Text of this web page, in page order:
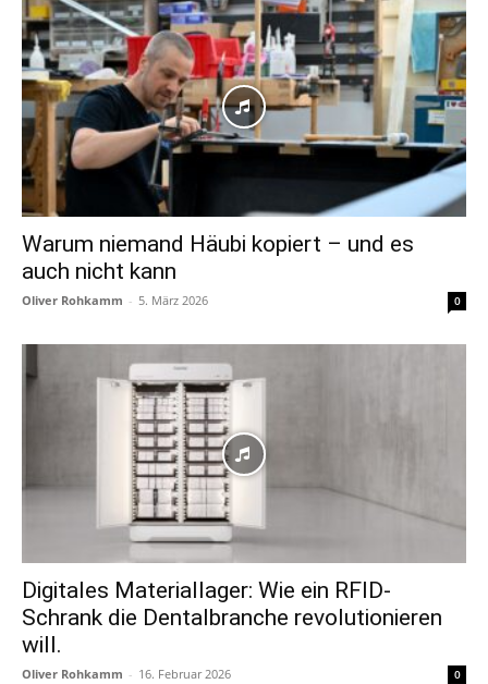
Warum niemand Häubi kopiert – und es
auch nicht kann
Oliver Rohkamm - 5. März 2026 0
Digitales Materiallager: Wie ein RFID-
Schrank die Dental­branche revolutionieren
will.
Oliver Rohkamm - 16. Februar 2026 0